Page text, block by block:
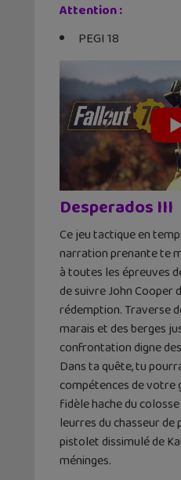
Attention :
PEGI 18
Desperados III
Ce jeu tactique en
narration prenante te
à toutes les épreuves
de suivre John Cooper
rédemption. Traverse
marais et des berges
confrontation digne
Dans ta quête, tu
compétences de votre
fidèle hache du
leurres du chasseur de
pistolet dissimulé de
méninges.